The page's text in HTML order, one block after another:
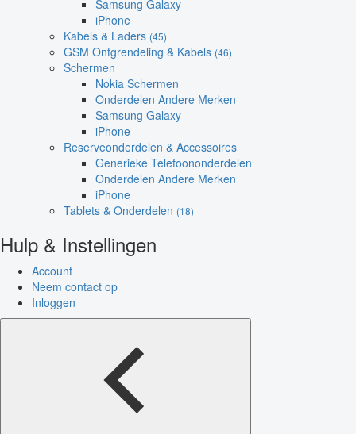
Samsung Galaxy
iPhone
Kabels & Laders (45)
GSM Ontgrendeling & Kabels (46)
Schermen
Nokia Schermen
Onderdelen Andere Merken
Samsung Galaxy
iPhone
Reserveonderdelen & Accessoires
Generieke Telefoononderdelen
Onderdelen Andere Merken
iPhone
Tablets & Onderdelen (18)
Hulp & Instellingen
Account
Neem contact op
Inloggen